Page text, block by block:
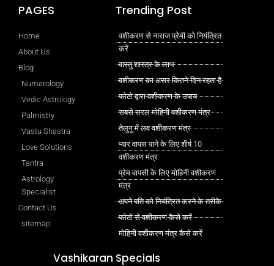
PAGES
Home
About Us
Blog
Numerology
Vedic Astrology
Palmistry
Vastu Shastra
Love Solutions
Tantra
Astrology
Specialist
Contact Us
sitemap
Trending Post
वशीकरण से नाराज प्रेमी को नियंत्रित
करें
वास्तु शास्त्र के लाभ
वशीकरण का असर कितने दिन रहता है
फोटो द्वारा वशीकरण के उपाय
सबसे सरल मोहिनी वशीकरण मंत्र
तेलुगु में लव वशीकरण मंत्र
प्यार वापस पाने के लिए शीर्ष 10
वशीकरण मंत्र
प्रेम वापसी के लिए मोहिनी वशीकरण
मंत्र
अपने पति को नियंत्रित करने के तरीके
फोटो से वशीकरण कैसे करें
मोहिनी वशीकरण मंत्र कैसे करें
Vashikaran Specials